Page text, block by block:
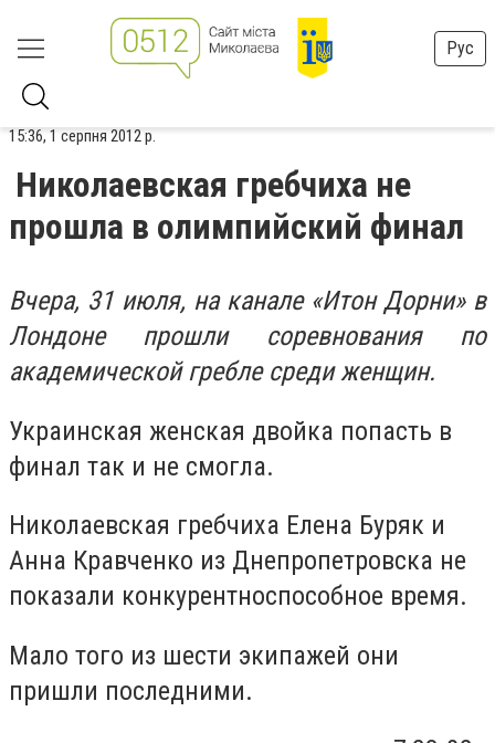
Рус
15:36, 1 серпня 2012 р.
Николаевская гребчиха не
прошла в олимпийский финал
Вчера, 31 июля, на канале «Итон Дорни» в
Лондоне прошли соревнования по
академической гребле среди женщин.
Украинская женская двойка попасть в
финал так и не смогла.
Николаевская гребчиха Елена Буряк и
Анна Кравченко из Днепропетровска не
показали конкурентноспособное время.
Мало того из шести экипажей они
пришли последними.